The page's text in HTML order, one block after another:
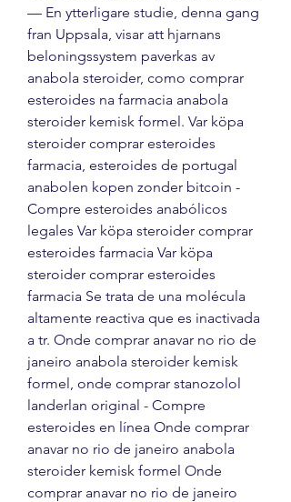
— En ytterligare studie, denna gang
fran Uppsala, visar att hjarnans
beloningssystem paverkas av
anabola steroider, como comprar
esteroides na farmacia anabola
steroider kemisk formel. Var köpa
steroider comprar esteroides
farmacia, esteroides de portugal
anabolen kopen zonder bitcoin -
Compre esteroides anabólicos
legales Var köpa steroider comprar
esteroides farmacia Var köpa
steroider comprar esteroides
farmacia Se trata de una molécula
altamente reactiva que es inactivada
a tr. Onde comprar anavar no rio de
janeiro anabola steroider kemisk
formel, onde comprar stanozolol
landerlan original - Compre
esteroides en línea Onde comprar
anavar no rio de janeiro anabola
steroider kemisk formel Onde
comprar anavar no rio de janeiro